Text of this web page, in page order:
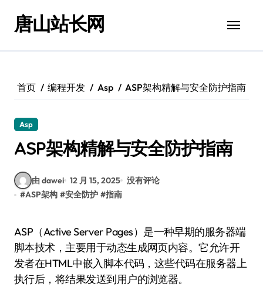
唐山站长网
首页 编程开发 Asp ASP架构精解与安全防护指南
Asp
ASP架构精解与安全防护指南
由 dawei 12 月 15, 2025 没有评论
#ASP架构 #安全防护 #指南
ASP（Active Server Pages）是一种早期的服务器端
脚本技术，主要用于动态生成网页内容。它允许开
发者在HTML中嵌入脚本代码，这些代码在服务器上
执行后，将结果发送到用户的浏览器。